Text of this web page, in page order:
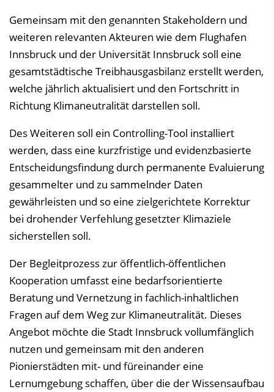
Gemeinsam mit den genannten Stakeholdern und
weiteren relevanten Akteuren wie dem Flughafen
Innsbruck und der Universität Innsbruck soll eine
gesamtstädtische Treibhausgasbilanz erstellt werden,
welche jährlich aktualisiert und den Fortschritt in
Richtung Klimaneutralität darstellen soll.
Des Weiteren soll ein Controlling-Tool installiert
werden, dass eine kurzfristige und evidenzbasierte
Entscheidungsfindung durch permanente Evaluierung
gesammelter und zu sammelnder Daten
gewährleisten und so eine zielgerichtete Korrektur
bei drohender Verfehlung gesetzter Klimaziele
sicherstellen soll.
Der Begleitprozess zur öffentlich-öffentlichen
Kooperation umfasst eine bedarfsorientierte
Beratung und Vernetzung in fachlich-inhaltlichen
Fragen auf dem Weg zur Klimaneutralität. Dieses
Angebot möchte die Stadt Innsbruck vollumfänglich
nutzen und gemeinsam mit den anderen
Pionierstädten mit- und füreinander eine
Lernumgebung schaffen, über die der Wissensaufbau